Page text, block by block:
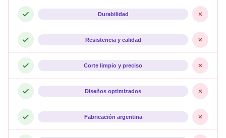
Durabilidad
Resistencia y calidad
Corte limpio y preciso
Diseños optimizados
Fabricación argentina